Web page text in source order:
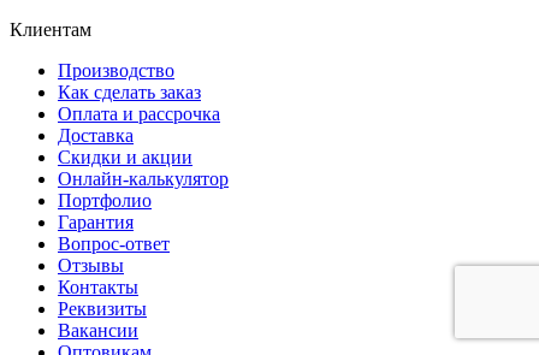
Клиентам
Производство
Как сделать заказ
Оплата и рассрочка
Доставка
Скидки и акции
Онлайн-калькулятор
Портфолио
Гарантия
Вопрос-ответ
Отзывы
Контакты
Реквизиты
Вакансии